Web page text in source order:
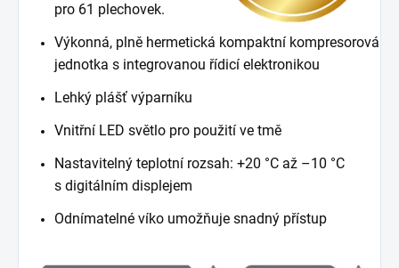
pro 61 plechovek.
Výkonná, plně hermetická kompaktní kompresorová
jednotka s integrovanou řídicí elektronikou
Lehký plášť výparníku
Vnitřní LED světlo pro použití ve tmě
Nastavitelný teplotní rozsah: +20 °C až –10 °C
s digitálním displejem
Odnímatelné víko umožňuje snadný přístup